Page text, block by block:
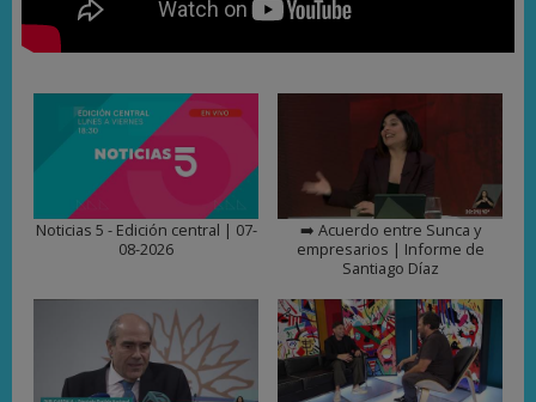
Noticias 5 - Edición central | 07-
08-2026
➡️ Acuerdo entre Sunca y
empresarios | Informe de
Santiago Díaz